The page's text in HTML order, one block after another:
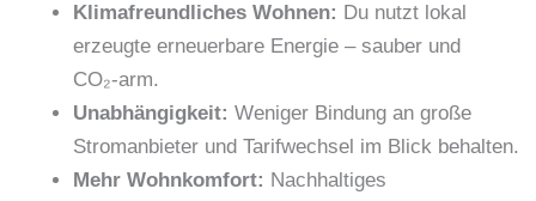
Klimafreundliches Wohnen: Du nutzt lokal
erzeugte erneuerbare Energie – sauber und
CO₂‑arm.
Unabhängigkeit: Weniger Bindung an große
Stromanbieter und Tarifwechsel im Blick behalten.
Mehr Wohnkomfort: Nachhaltiges